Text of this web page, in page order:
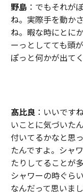
野島：でもそれが
ね。実際手を動か
ね。暇な時にとに
ーっとしてても頭
ぽっと何かが出て
髙比良：いいです
いことに気づいた
付いてるかなと思
たんですよ。シャ
たりしてることが
シャワーの時ぐら
なんだって思いまし